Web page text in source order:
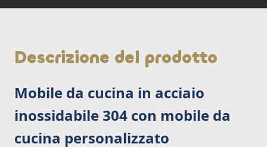
Descrizione del prodotto
Mobile da cucina in acciaio
inossidabile 304 con mobile da
cucina personalizzato